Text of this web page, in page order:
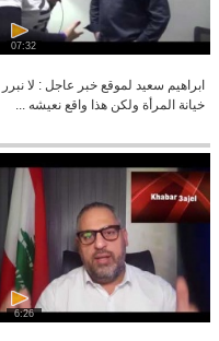
07:32
ابراهيم سعيد لموقع خبر عاجل : لا نبرر
خيانة المرأة ولكن هذا واقع نعيشه ...
6:26